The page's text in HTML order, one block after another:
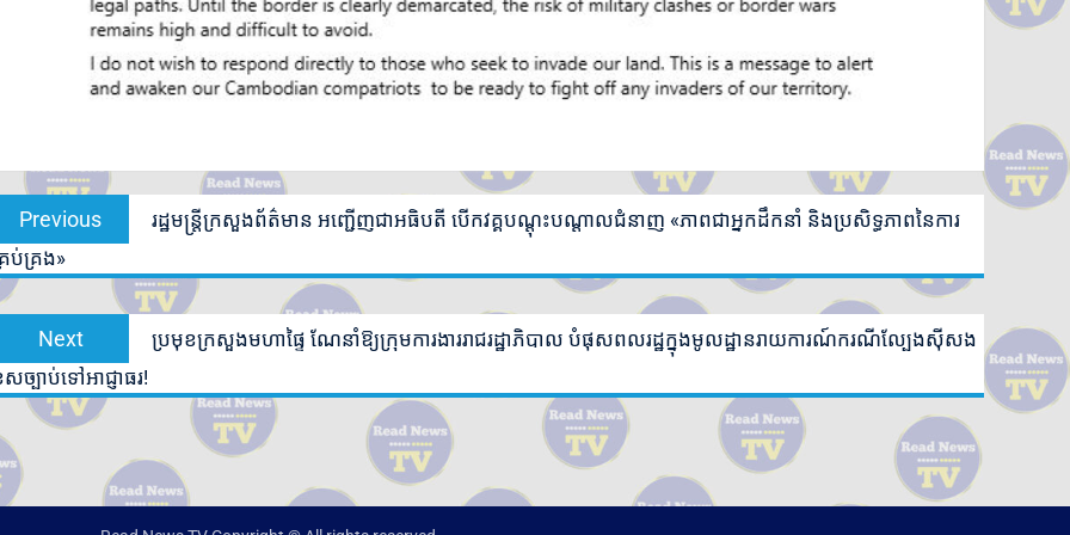
Previous
Previous
post:
រដ្ឋមន្ត្រីក្រសួងព័ត៌មាន អញ្ជើញជាអធិបតី បើកវគ្គបណ្តុះបណ្តាលជំនាញ «ភាពជាអ្នកដឹកនាំ និងប្រសិទ្ធភាពនៃការ
ប់គ្រង»
Next
post:
ប្រមុខក្រសួងមហាផ្ទៃ ណែនាំឱ្យក្រុមការងាររាជរដ្ឋាភិបាល បំផុសពលរដ្ឋក្នុងមូលដ្ឋានរាយការណ៍ករណីល្បែងស៊ីសង
ច្បាប់ទៅអាជ្ញាធរ!